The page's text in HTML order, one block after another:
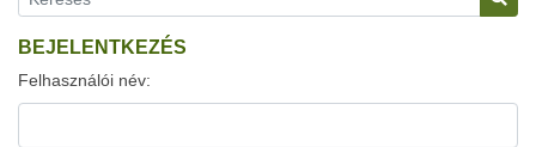
BEJELENTKEZÉS
Felhasználói név: